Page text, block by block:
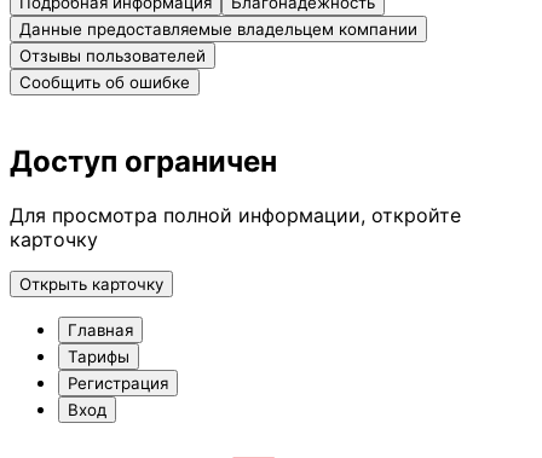
Данные предоставляемые владельцем компании
Отзывы пользователей
Сообщить об ошибке
Доступ ограничен
Для просмотра полной информации, откройте
карточку
Открыть карточку
Главная
Тарифы
Регистрация
Вход